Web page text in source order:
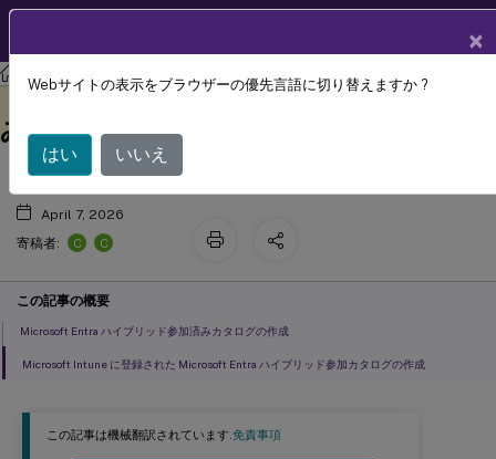
Citrix Virtual Apps and Desktops7 2511
この記事は機械翻訳されています.免責事項
Microsoft Entra ハイブリッド参加済
みマシンIDの識別子プール
April 7, 2026
寄稿者:
C C
この記事の概要
Microsoft Entra ハイブリッド参加済みカタログの作成
Microsoft Intune に登録された Microsoft Entra ハイブリッド参加カタログの作成
×
Webサイトの表示をブラウザーの優先言語に切り替えますか ?
はい いいえ